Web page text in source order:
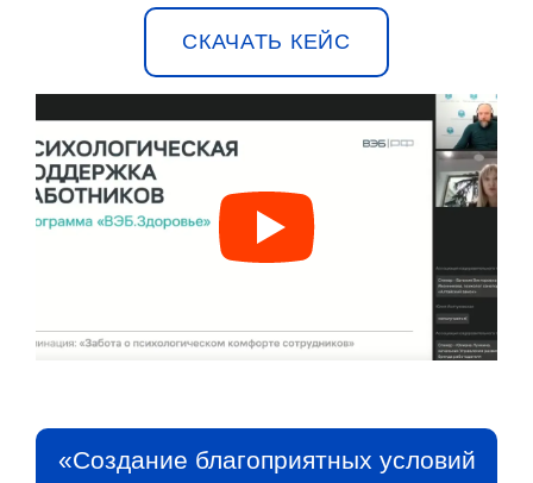
СКАЧАТЬ КЕЙС
«Создание благоприятных условий